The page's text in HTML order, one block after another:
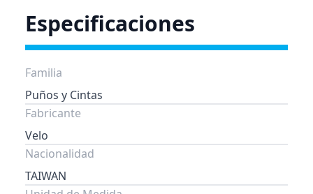
Especificaciones
Familia
Puños y Cintas
Fabricante
Velo
Nacionalidad
TAIWAN